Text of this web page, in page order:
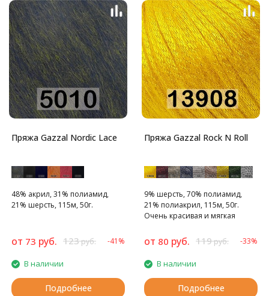
Пряжа Gazzal Nordic Lace
48% акрил, 31% полиамид,
21% шерсть, 115м, 50г.
от 73 руб. 123руб. -41%
В наличии
Подробнее
Пряжа Gazzal Rock N Roll
9% шерсть, 70% полиамид,
21% полиакрил, 115м, 50г.
Очень красивая и мягкая
праздничных вещей,
представляет собой
полиамидный шнурочек с
ворсом - шерстью мериноса и
акрилом.
от 80 руб. 119руб. -33%
В наличии
Подробнее